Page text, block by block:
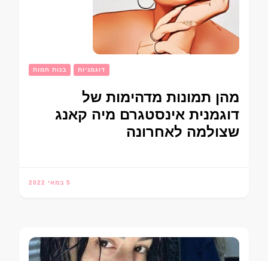
בנות חמות דוגמניות
מהן תמונות מדהימות של
דוגמנית אינסטגרם מיה קאנג
שצולמה לאחרונה
5 במאי 2022